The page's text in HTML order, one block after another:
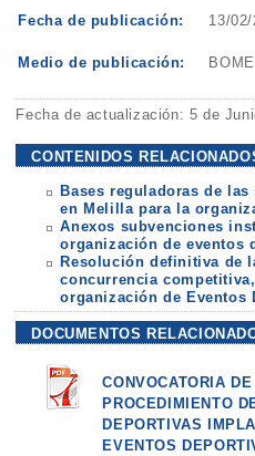
Fecha de publicación: 13/
Medio de publicación:
Fecha de actualización: 5 de
CONTENIDOS
Bases reguladoras de
en Melilla para la
Anexos subvenciones
organización de eventos
Resolución definitiva de
concurrencia
organización de Eventos
DOCUMENTOS
CONVOCATORIA
PROCEDIMIENTO
DEPORTIVAS
EVENTOS